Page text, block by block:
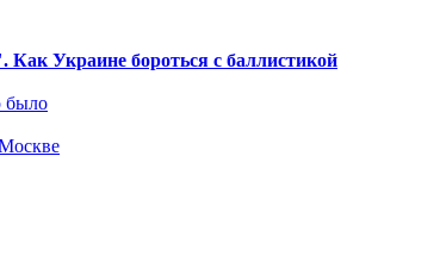
Как Украине бороться с баллистикой
было